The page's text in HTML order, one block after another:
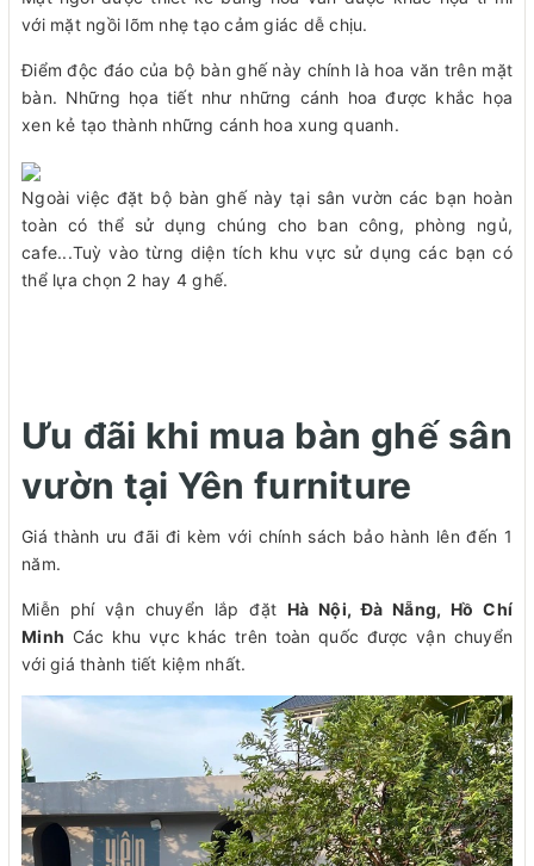
với mặt ngồi lõm nhẹ tạo cảm giác dễ chịu.
Điểm độc đáo của bộ bàn ghế này chính là hoa văn trên mặt
bàn. Những họa tiết như những cánh hoa được khắc họa
xen kẻ tạo thành những cánh hoa xung quanh.
Ngoài việc đặt bộ bàn ghế này tại sân vườn các bạn hoàn
toàn có thể sử dụng chúng cho ban công, phòng ngủ,
cafe...Tuỳ vào từng diện tích khu vực sử dụng các bạn có
thể lựa chọn 2 hay 4 ghế.
Ưu đãi khi mua bàn ghế sân
vườn tại Yên furniture
Giá thành ưu đãi đi kèm với chính sách bảo hành lên đến 1
năm.
Miễn phí vận chuyển lắp đặt Hà Nội, Đà Nẵng, Hồ Chí
Minh Các khu vực khác trên toàn quốc được vận chuyển
với giá thành tiết kiệm nhất.